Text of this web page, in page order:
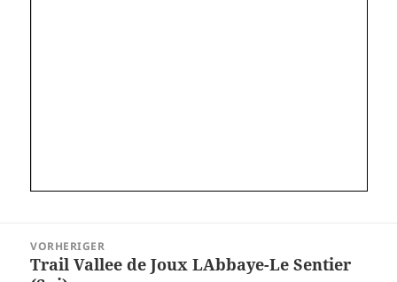
VORHERIGER
Vorheriger
Trail Vallee de Joux LAbbaye-Le Sentier